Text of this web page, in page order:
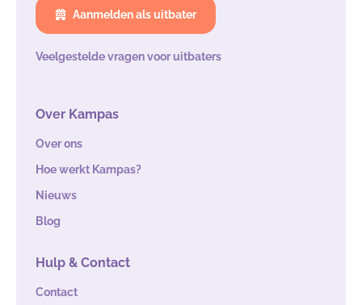
Aanmelden als uitbater
Veelgestelde vragen voor uitbaters
Over Kampas
Over ons
Hoe werkt Kampas?
Nieuws
Blog
Hulp & Contact
Contact